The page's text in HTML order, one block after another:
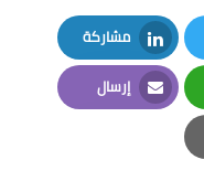
مشاركة
LinkedIn
إرسال
Email